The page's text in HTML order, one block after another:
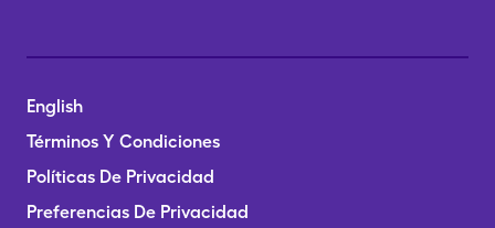
English
Términos Y Condiciones
Políticas De Privacidad
Preferencias De Privacidad